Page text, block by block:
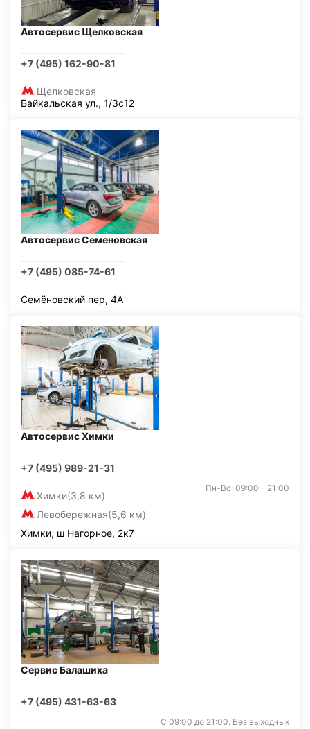
Автосервис Щелковская
+7 (495) 162-90-81
Щелковская
Байкальская ул., 1/3с12
Автосервис Семеновская
+7 (495) 085-74-61
Семёновский пер, 4А
Автосервис Химки
+7 (495) 989-21-31
Химки(3,8 км)
Левобережная(5,6 км)
Пн-Вс: 09:00 - 21:00
Химки, ш Нагорное, 2к7
Сервис Балашиха
+7 (495) 431-63-63
С 09:00 до 21:00. Без выходных